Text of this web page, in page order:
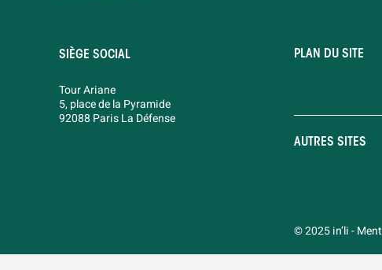
SIÈGE SOCIAL
Tour Ariane
5, place de la Pyramide
92088 Paris La Défense
PLAN DU SITE
AUTRES SITES
© 2025 in’li-